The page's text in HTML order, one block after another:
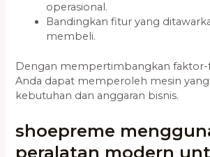
operasional.
Bandingkan fitur yang
membeli.
Dengan mempertimbangkan
Anda dapat memperoleh mesin yang
kebutuhan dan anggaran bisnis.
shoepreme
peralatan modern